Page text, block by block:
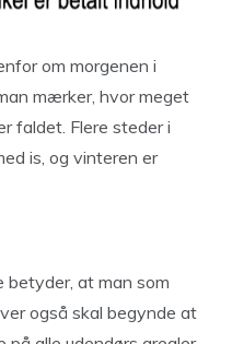
om morgenen i
mærker, hvor meget
faldet. Flere steder i
is, og vinteren er
betyder, at man som
også skal begynde at